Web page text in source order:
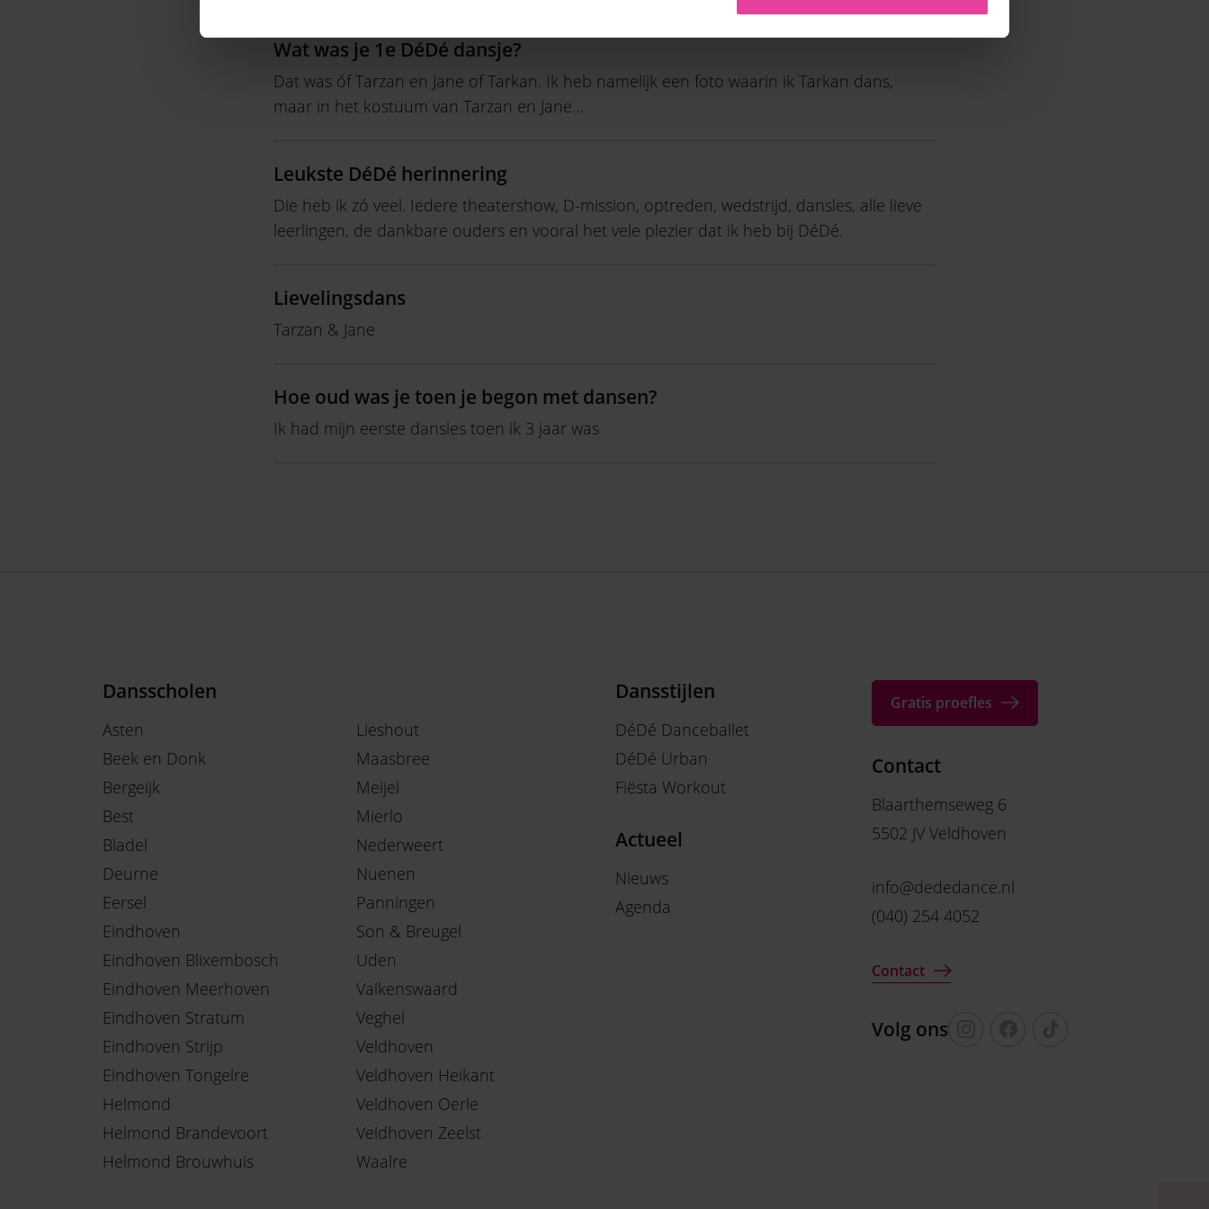
Wat was je 1e DéDé dansje?
Dat was óf Tarzan en Jane of Tarkan. Ik heb namelijk een foto waarin ik Tarkan dans,
maar in het kostuum van Tarzan en Jane…
Leukste DéDé herinnering
Die heb ik zó veel. Iedere theatershow, D-mission, optreden, wedstrijd, dansles, alle lieve
leerlingen, de dankbare ouders en vooral het vele plezier dat ik heb bij DéDé.
Lievelingsdans
Tarzan & Jane
Hoe oud was je toen je begon met dansen?
Ik had mijn eerste dansles toen ik 3 jaar was
Dansscholen
Asten
Beek en Donk
Bergeijk
Best
Bladel
Deurne
Eersel
Eindhoven
Eindhoven Blixembosch
Eindhoven Meerhoven
Eindhoven Stratum
Eindhoven Strijp
Eindhoven Tongelre
Helmond
Helmond Brandevoort
Helmond Brouwhuis
Lieshout
Maasbree
Meijel
Mierlo
Nederweert
Nuenen
Panningen
Son & Breugel
Uden
Valkenswaard
Veghel
Veldhoven
Veldhoven Heikant
Veldhoven Oerle
Veldhoven Zeelst
Waalre
Dansstijlen
DéDé Danceballet
DéDé Urban
Fiësta Workout
Actueel
Nieuws
Agenda
Gratis proefles
Contact
Blaarthemseweg 6
5502 JV Veldhoven
info@dededance.nl
(040) 254 4052
Contact
Volg ons